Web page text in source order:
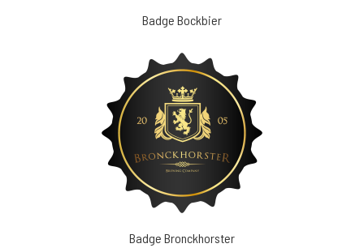
Badge Bockbier
Badge Bronckhorster